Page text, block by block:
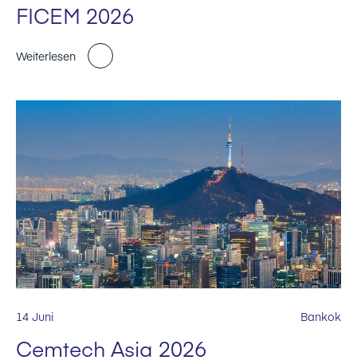
FICEM 2026
Weiterlesen
14 Juni Bankok
Cemtech Asia 2026